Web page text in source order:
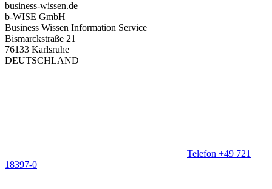
business-wissen.de
b-WISE GmbH
Business Wissen Information Service
Bismarckstraße 21
76133 Karlsruhe
DEUTSCHLAND
Telefon +49 721
18397-0